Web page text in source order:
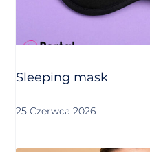
Sleeping mask
25 Czerwca 2026